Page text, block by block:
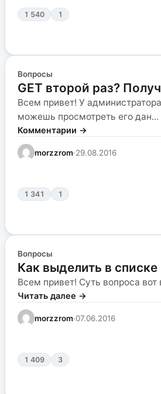
1 540 1
Вопросы
GET второй раз?
Всем привет! У
можешь просмотреть его дан...
Комментарии →
morzzrom·29.08.2016
1 341 1
Вопросы
Как выделить в
Всем привет! Суть вопроса
Читать далее →
morzzrom·07.06.2016
1 409 3